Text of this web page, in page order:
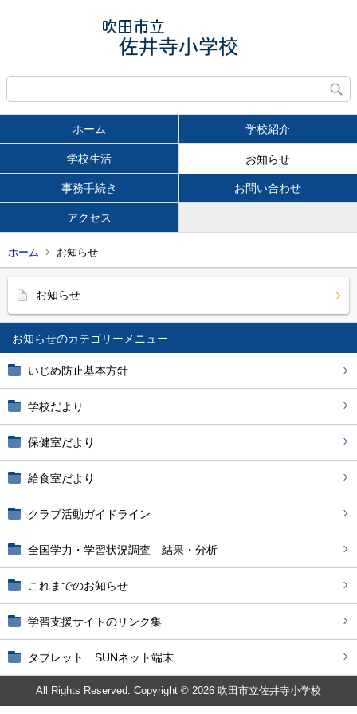
ホーム 学校紹介
学校生活 お知らせ
事務手続き お問い合わせ
アクセス
ホーム お知らせ
お知らせ
いじめ防止基本方針
学校だより
保健室だより
給食室だより
クラブ活動ガイドライン
全国学力・学習状況調査 結果・分析
これまでのお知らせ
学習支援サイトのリンク集
タブレット SUNネット端末
お知らせ
All Rights Reserved. Copyright © 2026 吹田市立佐井寺小学校